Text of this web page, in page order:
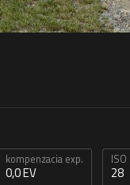
kompenzacia exp.
0,0 EV
ISO
28